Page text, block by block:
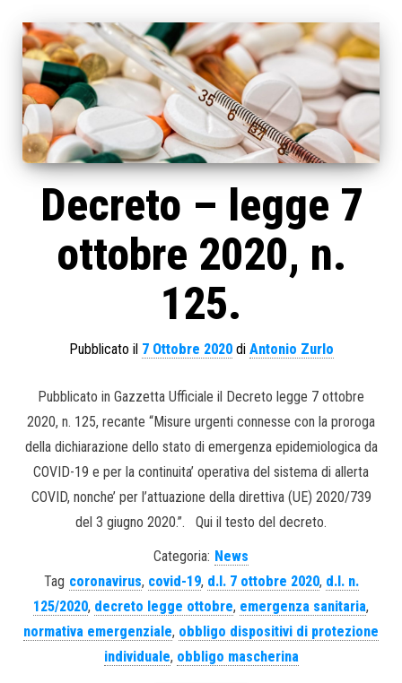
Decreto – legge 7
ottobre 2020, n.
125.
Pubblicato il 7 Ottobre 2020di Antonio Zurlo
Pubblicato in Gazzetta Ufficiale il Decreto legge 7 ottobre
2020, n. 125, recante “Misure urgenti connesse con la proroga
della dichiarazione dello stato di emergenza epidemiologica da
COVID-19 e per la continuita’ operativa del sistema di allerta
COVID, nonche’ per l’attuazione della direttiva (UE) 2020/739
del 3 giugno 2020.”. Qui il testo del decreto.
Categoria: News
Tag coronavirus, covid-19, d.l. 7 ottobre 2020, d.l. n.
125/2020, decreto legge ottobre, emergenza sanitaria,
normativa emergenziale, obbligo dispositivi di protezione
individuale, obbligo mascherina